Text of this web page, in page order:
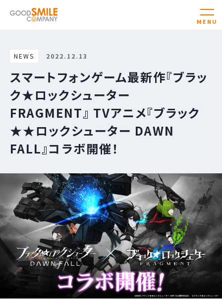
NEWS 2022.12.13
スマートフォンゲーム最新作『ブラッ
ク★ロックシューター
FRAGMENT』 TVアニメ『ブラック
★★ロックシューター DAWN
FALL』コラボ開催！